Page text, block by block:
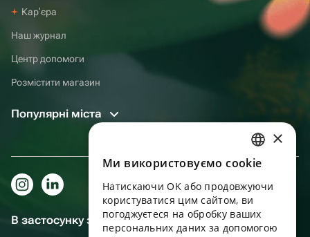
Карʼєра
Наш журнал
Центр допомоги
Розмістити магазин
Популярні міста
В застосунку зручніше!
RUSSIAN
ENGLISH
UKRAINIAN
×
Ми використовуємо cookie
Натискаючи OK або продовжуючи
користуватися цим сайтом, ви
погоджуєтеся на обробку ваших
персональних даних за допомогою